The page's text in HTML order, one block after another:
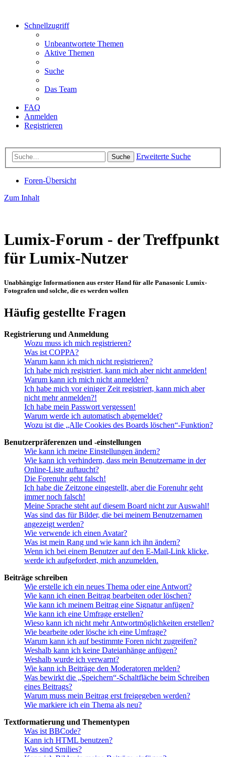
Schnellzugriff
Unbeantwortete Themen
Aktive Themen
Suche
Das Team
FAQ
Anmelden
Registrieren
Suche Erweiterte Suche
Foren-Übersicht
Zum Inhalt
Lumix-Forum - der Treffpunkt
für Lumix-Nutzer
Unabhängige Informationen aus erster Hand für alle Panasonic Lumix-
Fotografen und solche, die es werden wollen
Häufig gestellte Fragen
Registrierung und Anmeldung
Wozu muss ich mich registrieren?
Was ist COPPA?
Warum kann ich mich nicht registrieren?
Ich habe mich registriert, kann mich aber nicht anmelden!
Warum kann ich mich nicht anmelden?
Ich habe mich vor einiger Zeit registriert, kann mich aber
nicht mehr anmelden?!
Ich habe mein Passwort vergessen!
Warum werde ich automatisch abgemeldet?
Wozu ist die „Alle Cookies des Boards löschen“-Funktion?
Benutzerpräferenzen und -einstellungen
Wie kann ich meine Einstellungen ändern?
Wie kann ich verhindern, dass mein Benutzername in der
Online-Liste auftaucht?
Die Forenuhr geht falsch!
Ich habe die Zeitzone eingestellt, aber die Forenuhr geht
immer noch falsch!
Meine Sprache steht auf diesem Board nicht zur Auswahl!
Was sind das für Bilder, die bei meinem Benutzernamen
angezeigt werden?
Wie verwende ich einen Avatar?
Was ist mein Rang und wie kann ich ihn ändern?
Wenn ich bei einem Benutzer auf den E-Mail-Link klicke,
werde ich aufgefordert, mich anzumelden.
Beiträge schreiben
Wie erstelle ich ein neues Thema oder eine Antwort?
Wie kann ich einen Beitrag bearbeiten oder löschen?
Wie kann ich meinem Beitrag eine Signatur anfügen?
Wie kann ich eine Umfrage erstellen?
Wieso kann ich nicht mehr Antwortmöglichkeiten erstellen?
Wie bearbeite oder lösche ich eine Umfrage?
Warum kann ich auf bestimmte Foren nicht zugreifen?
Weshalb kann ich keine Dateianhänge anfügen?
Weshalb wurde ich verwarnt?
Wie kann ich Beiträge den Moderatoren melden?
Was bewirkt die „Speichern“-Schaltfläche beim Schreiben
eines Beitrags?
Warum muss mein Beitrag erst freigegeben werden?
Wie markiere ich ein Thema als neu?
Textformatierung und Thementypen
Was ist BBCode?
Kann ich HTML benutzen?
Was sind Smilies?